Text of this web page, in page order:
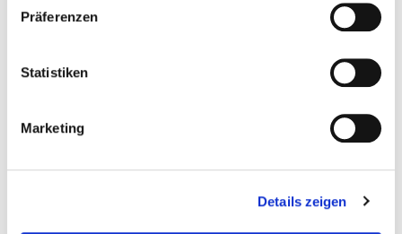
Präferenzen
Statistiken
Marketing
Details zeigen
Auf Lager